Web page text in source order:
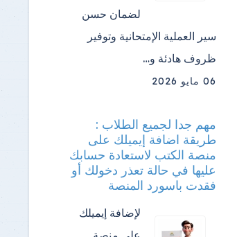
لضمان حسن
سير العملية الإمتحانية وتوفير
ظروف هادئة و…
06 مايو 2026
مهم جدا لجميع الطلاب :
طريقة اضافة إيميلك على
منصة الكتب لاستعادة حسابك
عليها في حالة تعذر دخولك أو
فقدت باسورد المنصة
لإضافة إيميلك